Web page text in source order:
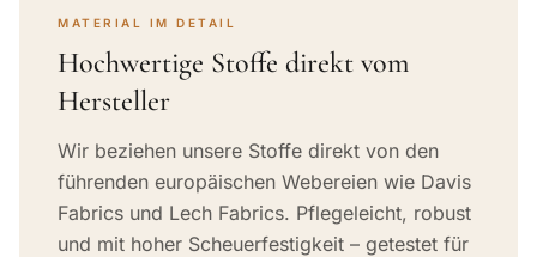
MATERIAL IM DETAIL
Hochwertige Stoffe direkt vom
Hersteller
Wir beziehen unsere Stoffe direkt von den
führenden europäischen Webereien wie Davis
Fabrics und Lech Fabrics. Pflegeleicht, robust
und mit hoher Scheuerfestigkeit – getestet für